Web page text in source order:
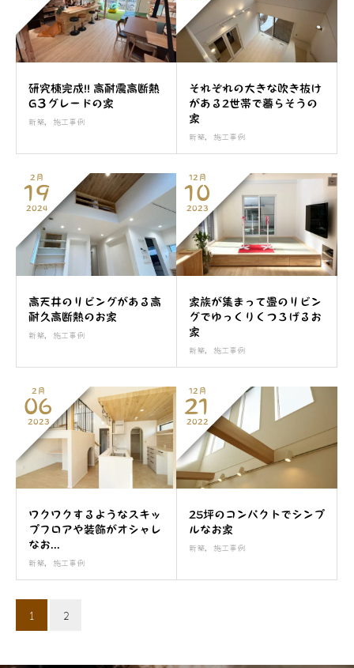
研究棟完成!! 高耐震高断熱
G３グレードの家
新築, 施工事例
それぞれの大きな吹き抜け
がある2世帯で暮らそうの
家
新築, 施工事例
2月
19
2024
高天井のリビングがある高
耐久高断熱のお家
新築, 施工事例
12月
10
2023
家族が集まって畳のリビン
グでゆっくりくつろげるお
家
新築, 施工事例
2月
06
2023
ワクワクするようなスキッ
プフロアや装飾がオシャレ
なお...
新築, 施工事例
12月
21
2022
25坪のコンパクトでシンプ
ルなお家
新築, 施工事例
1 2